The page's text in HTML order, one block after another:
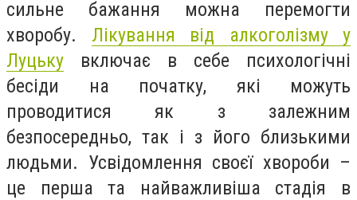
сильне бажання можна перемогти
хворобу. Лікування від алкоголізму у
Луцьку включає в себе психологічні
бесіди на початку, які можуть
проводитися як з залежним
безпосередньо, так і з його близькими
людьми. Усвідомлення своєї хвороби –
це перша та найважливіша стадія в